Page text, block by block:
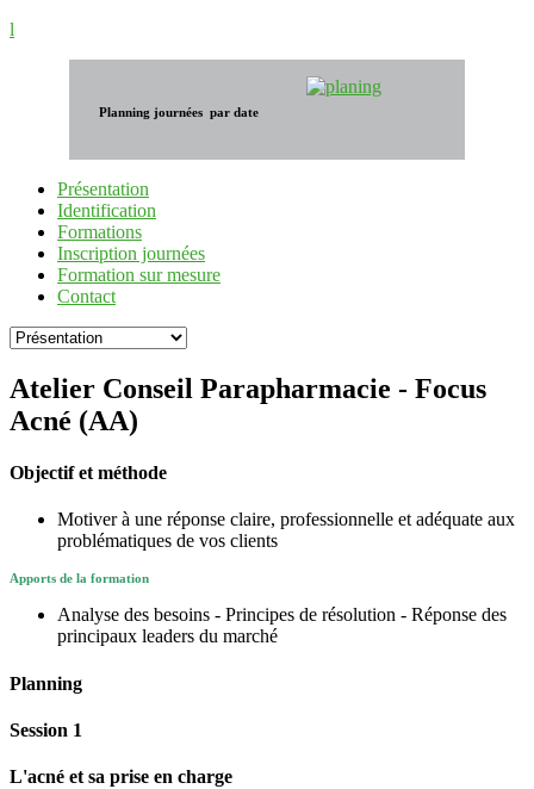
l
Planning journées par date
Présentation
Identification
Formations
Inscription journées
Formation sur mesure
Contact
Atelier Conseil Parapharmacie - Focus
Acné (AA)
Objectif et méthode
Motiver à une réponse claire, professionnelle et adéquate aux
problématiques de vos clients
Apports de la formation
Analyse des besoins - Principes de résolution - Réponse des
principaux leaders du marché
Planning
Session 1
L'acné et sa prise en charge